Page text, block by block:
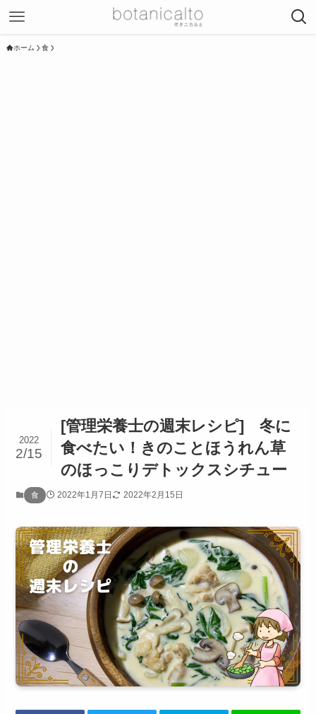
ホーム 食
[管理栄養士の週末レシピ] 冬に
食べたい！きのことほうれん草
のほっこりデトックスシチュー
2022
2/15
食 2022年1月7日 2022年2月15日